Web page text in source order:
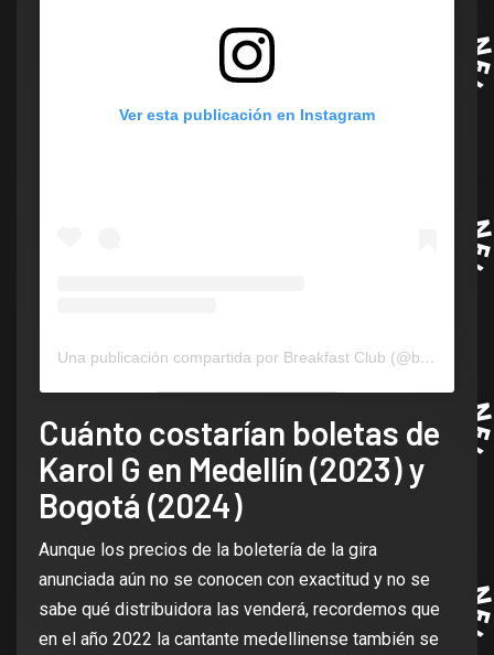
Ver esta publicación en Instagram
Una publicación compartida por Breakfast Club (@breakfastclub)
Cuánto costarían boletas de
Karol G en Medellín (2023) y
Bogotá (2024)
Aunque los precios de la boletería de la gira
anunciada aún no se conocen con exactitud y no se
sabe qué distribuidora las venderá, recordemos que
en el año 2022 la cantante medellinense también se